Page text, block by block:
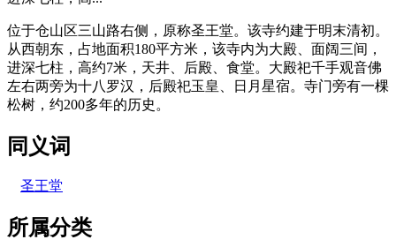
位于仓山区三山路右侧，原称圣王堂。该寺约建于明末清初。
从西朝东，占地面积180平方米，该寺内为大殿、面阔三间，
进深七柱，高约7米，天井、后殿、食堂。大殿祀千手观音佛
左右两旁为十八罗汉，后殿祀玉皇、日月星宿。寺门旁有一棵
松树，约200多年的历史。
同义词
圣王堂
所属分类